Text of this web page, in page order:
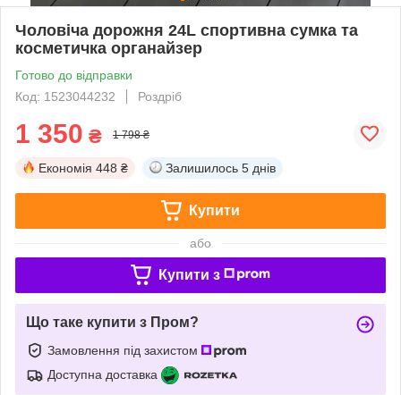
Чоловіча дорожня 24L спортивна сумка та
косметичка органайзер
Готово до відправки
Код: 1523044232
Роздріб
1 350 ₴ 1 798 ₴
Економія 448 ₴ Залишилось 5 днів
Купити
або
Купити з
Що таке купити з Пром?
Замовлення під захистом
Доступна доставка